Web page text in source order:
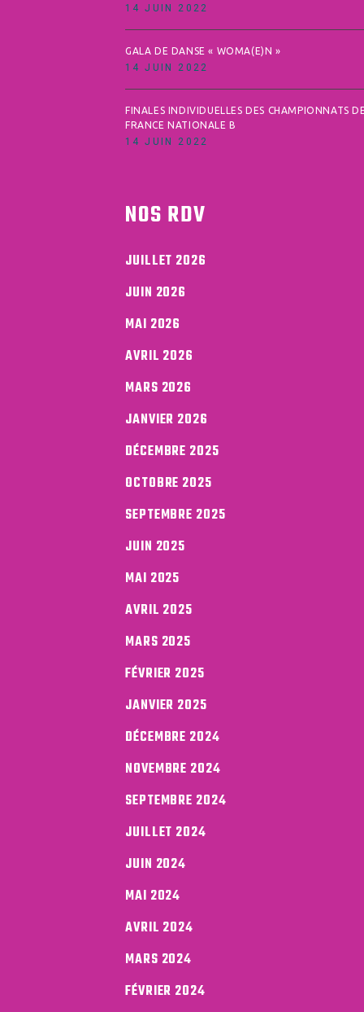
14 JUIN 2022
GALA DE DANSE « WOMA(E)N »
14 JUIN 2022
FINALES INDIVIDUELLES DES CHAMPIONNATS
FRANCE NATIONALE B
14 JUIN 2022
NOS RDV
JUILLET 2026
JUIN 2026
MAI 2026
AVRIL 2026
MARS 2026
JANVIER 2026
DÉCEMBRE 2025
OCTOBRE 2025
SEPTEMBRE 2025
JUIN 2025
MAI 2025
AVRIL 2025
MARS 2025
FÉVRIER 2025
JANVIER 2025
DÉCEMBRE 2024
NOVEMBRE 2024
SEPTEMBRE 2024
JUILLET 2024
JUIN 2024
MAI 2024
AVRIL 2024
MARS 2024
FÉVRIER 2024